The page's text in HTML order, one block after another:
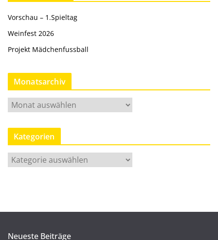
Vorschau – 1.Spieltag
Weinfest 2026
Projekt Mädchenfussball
Monatsarchiv
M
o
n
t
h
v
Kategorien
a
Neueste Beiträge